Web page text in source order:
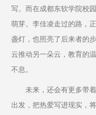
写。而在成都东软学院校
萌芽。李佳凌走过的路，
盏灯，也照亮了后来者的
云推动另一朵云，教育的
不息。
未来，还会有更多带
出发，把热爱写进现实，